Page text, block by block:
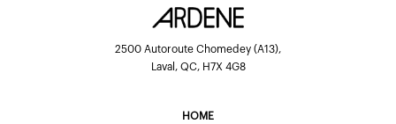
2500 Autoroute Chomedey (A13),
Laval, QC, H7X 4G8
HOME